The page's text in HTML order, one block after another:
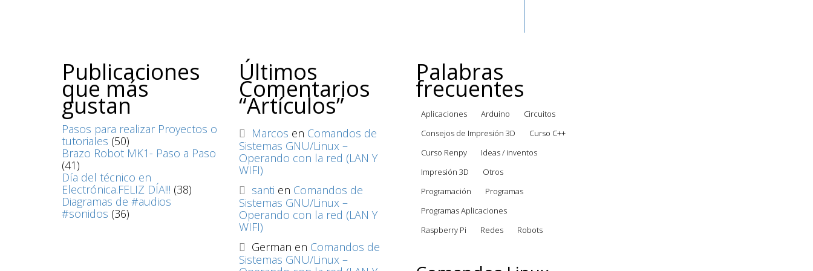
Publicaciones
que más
gustan
Pasos para realizar Proyectos o
tutoriales (50)
Brazo Robot MK1- Paso a Paso
(41)
Día del técnico en
Electrónica.FELIZ DÍA!!! (38)
Diagramas de #audios
#sonidos (36)
Últimos
Comentarios
“Artículos”
Marcos en Comandos de
Sistemas GNU/Linux –
Operando con la red (LAN Y
WIFI)
santi en Comandos de
Sistemas GNU/Linux –
Operando con la red (LAN Y
WIFI)
German en Comandos de
Sistemas GNU/Linux –
Palabras
frecuentes
Aplicaciones Arduino
Circuitos
Consejos de Impresión 3D
Curso C++
Curso Renpy
Ideas / inventos
Impresión 3D
Otros
Programación
Programas
Programas Aplicaciones
Raspberry Pi
Redes Robots